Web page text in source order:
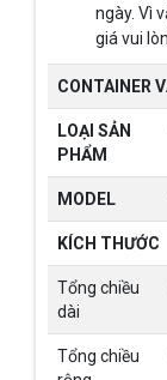
ngày. Vì
giá vui
CONTAINER
LOẠI SẢN
PHẨM
MODEL
KÍCH THƯỚC
Tổng chiều
dài
Tổng chiều